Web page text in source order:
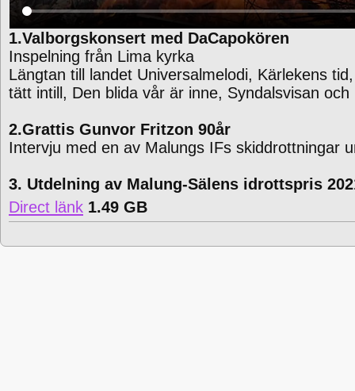
1.Valborgskonsert med DaCapokören
Inspelning från Lima kyrka
Längtan till landet Universalmelodi, Kärlekens
tätt intill, Den blida vår är inne, Syndalsvisan och
2.Grattis Gunvor Fritzon 90år
Intervju med en av Malungs IFs skiddrottningar
3. Utdelning av Malung-Sälens idrottspris
Direct länk 1.49 GB